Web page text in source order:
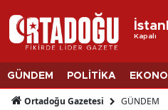
Kapalı
GÜNDEM POLİTİKA
Ortadoğu Gazetesi GÜNDEM